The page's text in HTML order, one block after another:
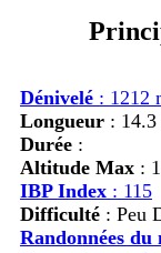
Dénivelé : 1212
Longueur :
Durée :
Altitude Max :
IBP Index : 115
Difficulté : Peu
Randonnées du